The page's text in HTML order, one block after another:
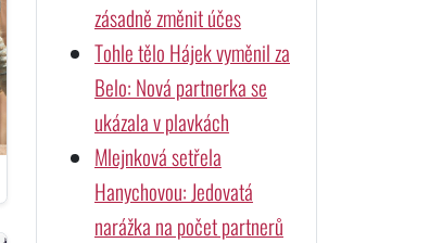
zásadně změnit účes
Tohle tělo Hájek vyměnil za
Belo: Nová partnerka se
ukázala v plavkách
Mlejnková setřela
Hanychovou: Jedovatá
narážka na počet partnerů